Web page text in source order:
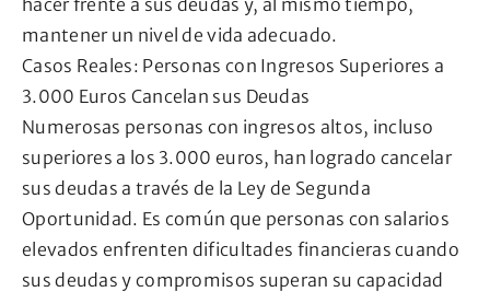
mantener un nivel de vida adecuado.
Casos Reales: Personas con Ingresos Superiores a
3.000 Euros Cancelan sus Deudas
Numerosas personas con ingresos altos, incluso
superiores a los 3.000 euros, han logrado cancelar
sus deudas a través de la Ley de Segunda
Oportunidad. Es común que personas con salarios
elevados enfrenten dificultades financieras cuando
sus deudas y compromisos superan su capacidad